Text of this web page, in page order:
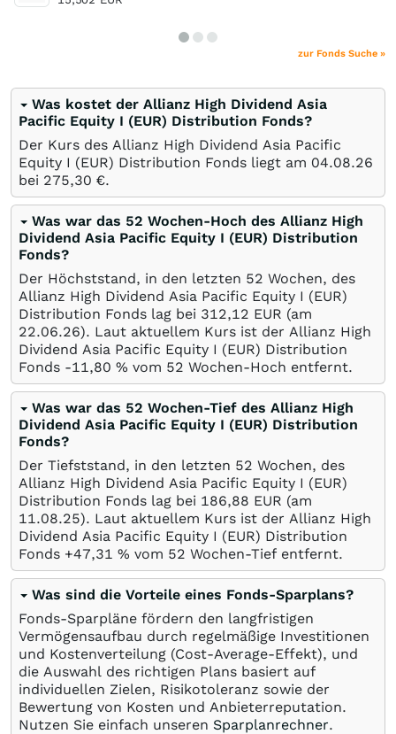
zur Fonds Suche »
Was kostet der Allianz High Dividend Asia
Pacific Equity I (EUR) Distribution Fonds?
Der Kurs des Allianz High Dividend Asia Pacific
Equity I (EUR) Distribution Fonds liegt am 04.08.26
bei 275,30 €.
Was war das 52 Wochen-Hoch des Allianz High
Dividend Asia Pacific Equity I (EUR) Distribution
Fonds?
Der Höchststand, in den letzten 52 Wochen, des
Allianz High Dividend Asia Pacific Equity I (EUR)
Distribution Fonds lag bei 312,12 EUR (am
22.06.26). Laut aktuellem Kurs ist der Allianz High
Dividend Asia Pacific Equity I (EUR) Distribution
Fonds -11,80 % vom 52 Wochen-Hoch entfernt.
Was war das 52 Wochen-Tief des Allianz High
Dividend Asia Pacific Equity I (EUR) Distribution
Fonds?
Der Tiefststand, in den letzten 52 Wochen, des
Allianz High Dividend Asia Pacific Equity I (EUR)
Distribution Fonds lag bei 186,88 EUR (am
11.08.25). Laut aktuellem Kurs ist der Allianz High
Dividend Asia Pacific Equity I (EUR) Distribution
Fonds +47,31 % vom 52 Wochen-Tief entfernt.
Was sind die Vorteile eines Fonds-Sparplans?
Fonds-Sparpläne fördern den langfristigen
Vermögensaufbau durch regelmäßige Investitionen
und Kostenverteilung (Cost-Average-Effekt), und
die Auswahl des richtigen Plans basiert auf
individuellen Zielen, Risikotoleranz sowie der
Bewertung von Kosten und Anbieterreputation.
Nutzen Sie einfach unseren Sparplanrechner.